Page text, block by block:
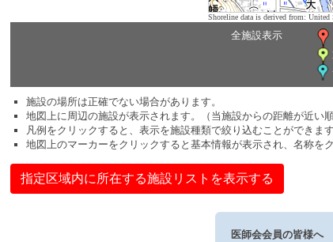
Shoreline data is derived from:
全施設表示
施設の場所は正確でない場合があります。
地図上に周辺の施設が表示されます。（当施設からの距離が近い順
凡例をクリックすると、表示を施設種類で絞り込むことができます
地図上のマーカーをクリックすると基本情報が表示され、名称を
指定区域内に所在する施設リストを表示する
医師会会員の皆様へ